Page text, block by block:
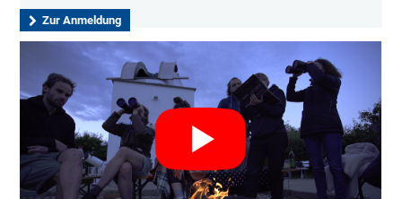
Zur Anmeldung